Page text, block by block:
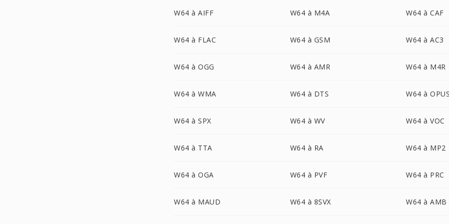
W64 à AIFF W64 à M4A W64 à CAF
W64 à FLAC W64 à GSM W64 à AC3
W64 à OGG W64 à AMR W64 à M4R
W64 à WMA W64 à DTS W64 à
W64 à SPX W64 à WV W64 à VOC
W64 à TTA W64 à RA W64 à MP2
W64 à OGA W64 à PVF W64 à PRC
W64 à MAUD W64 à 8SVX W64 à AMB